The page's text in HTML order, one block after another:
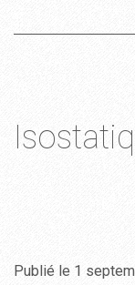
Publié le 1